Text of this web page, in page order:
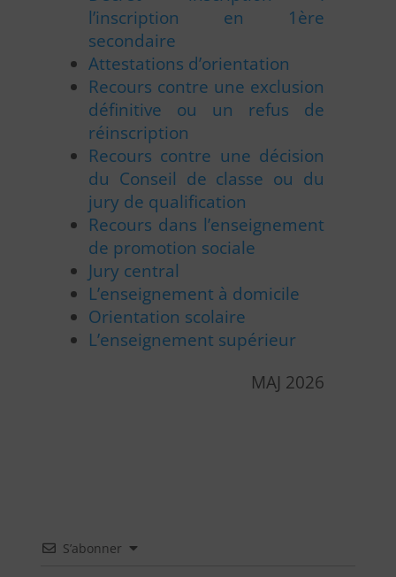
l’inscription en 1ère
secondaire
Attestations d’orientation
Recours contre une exclusion
définitive ou un refus de
réinscription
Recours contre une décision
du Conseil de classe ou du
jury de qualification
Recours dans l’enseignement
de promotion sociale
Jury central
L’enseignement à domicile
Orientation scolaire
L’enseignement supérieur
MAJ 2026
S’abonner